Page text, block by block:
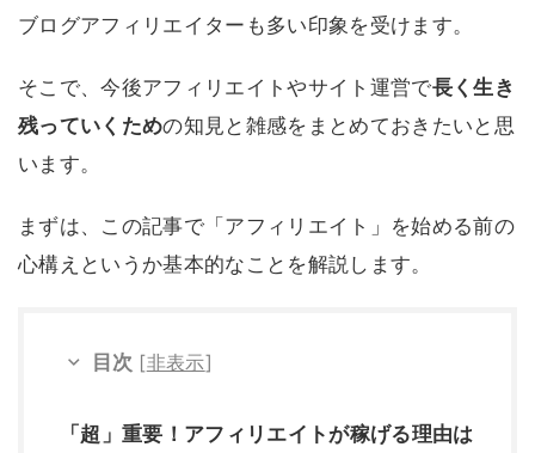
ブログアフィリエイターも多い印象を受けます。
そこで、今後アフィリエイトやサイト運営で長く生き
残っていくための知見と雑感をまとめておきたいと思
います。
まずは、この記事で「アフィリエイト」を始める前の
心構えというか基本的なことを解説します。
目次 [非表示]
「超」重要！アフィリエイトが稼げる理由は